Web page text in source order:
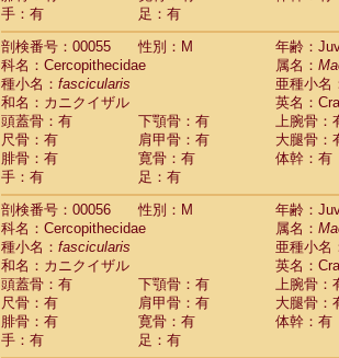
CercopithecidaeMacaca fuscata
CercopithecidaeMacaca fuscata
CercopithecidaeMacaca maura(1)
Cercopithecidae Macaca mulatta(45)
Cercopithecidae Macaca nemestrina(3)
Cercopithecidae Macaca nigra(1)
CercopithecidaeMacaca radiata(7)
CercopithecidaeMacaca silenus(0)
CercopithecidaeMacaca sinica (0)
CercopithecidaeMacaca sylvanus
CercopithecidaeMacaca thibetana (0)
Cercopithecidae Macaca tonkeana (0)
Cercopithecidae hybrid(1)
Cercopithecidae (0)
CercopithecidaeAllenopithecus
CercopithecidaeCercopithecus
CercopithecidaeCercopithecus
CercopithecidaeCercopithecus
手：有
足：有
剖検番号：00055
性別：M
年齢：
科名：Cercopithecidae
属名：
種小名： fascicularis
亜種小名
和名：カニクイザル
英名：
頭蓋骨：有
下顎骨：有
上腕骨：
尺骨：有
肩甲骨：有
大腿骨：
腓骨：有
寛骨：有
体幹：有
手：有
足：有
剖検番号：00056
性別：M
年齢：
科名：Cercopithecidae
属名：
種小名： fascicularis
亜種小名
和名：カニクイザル
英名：
頭蓋骨：有
下顎骨：有
上腕骨：
尺骨：有
肩甲骨：有
大腿骨：
腓骨：有
寛骨：有
体幹：有
手：有
足：有